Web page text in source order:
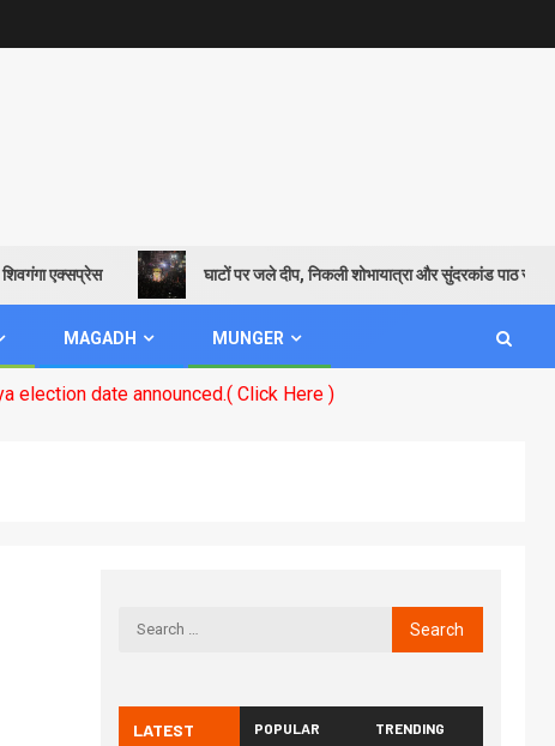
एक्सप्रेस घाटों पर जले दीप, निकली शोभायात्रा और सुंदरकांड पाठ से
MAGADH MUNGER
date announced.( Click Here )
LATEST POPULAR TRENDING